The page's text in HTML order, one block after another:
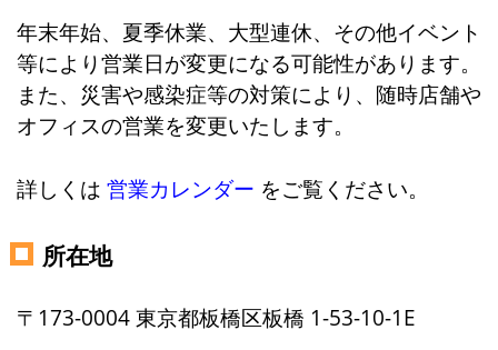
年末年始、夏季休業、大型連休、その他イベント
等により営業日が変更になる可能性があります。
また、災害や感染症等の対策により、随時店舗や
オフィスの営業を変更いたします。
詳しくは 営業カレンダー をご覧ください。
所在地
〒173-0004 東京都板橋区板橋 1-53-10-1E